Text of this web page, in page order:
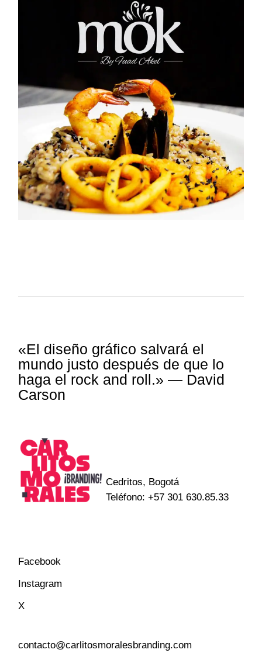
BRANDING DIRECCIÓN DE ARTE
FOTOGRAFÍA
MARKETING GASTRONÓMICO
SOCIAL MEDIA MANGEMENT
RESTAURANT
E MOK
«El diseño gráfico salvará el
mundo justo después de que lo
haga el rock and roll.» — David
Carson
Cedritos, Bogotá
Teléfono:+57 301 630.85.33
Facebook
Instagram
X
contacto@carlitosmoralesbranding.com